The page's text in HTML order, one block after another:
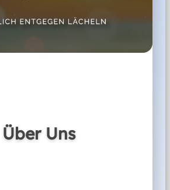
Öffnungszeiten
0711 98693867
Über Uns